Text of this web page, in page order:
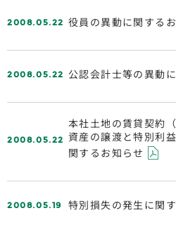
2008.05.22 役員の異動に関する
2008.05.22 公認会計士等の異動
2008.05.22
本社土地の賃貸契約
資産の譲渡と特別利
関するお知らせ
2008.05.19 特別損失の発生に関